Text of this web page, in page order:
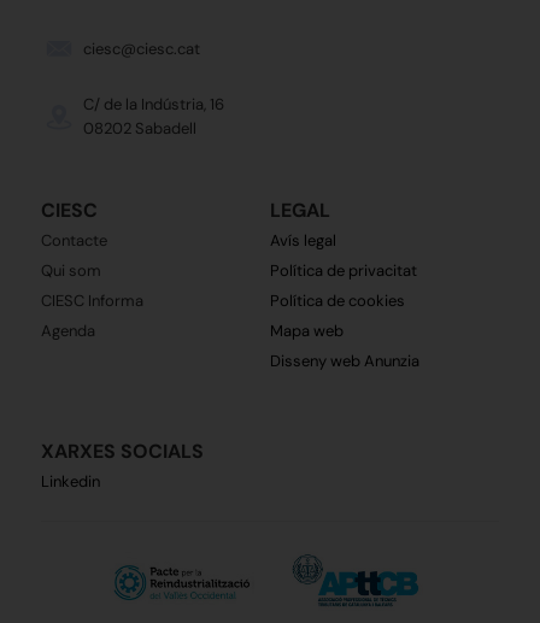
ciesc@ciesc.cat
C/ de la Indústria, 16
08202 Sabadell
CIESC
Contacte
Qui som
CIESC Informa
Agenda
XARXES SOCIALS
Linkedin
LEGAL
Avís legal
Política de privacitat
Política de cookies
Mapa web
Disseny web Anunzia